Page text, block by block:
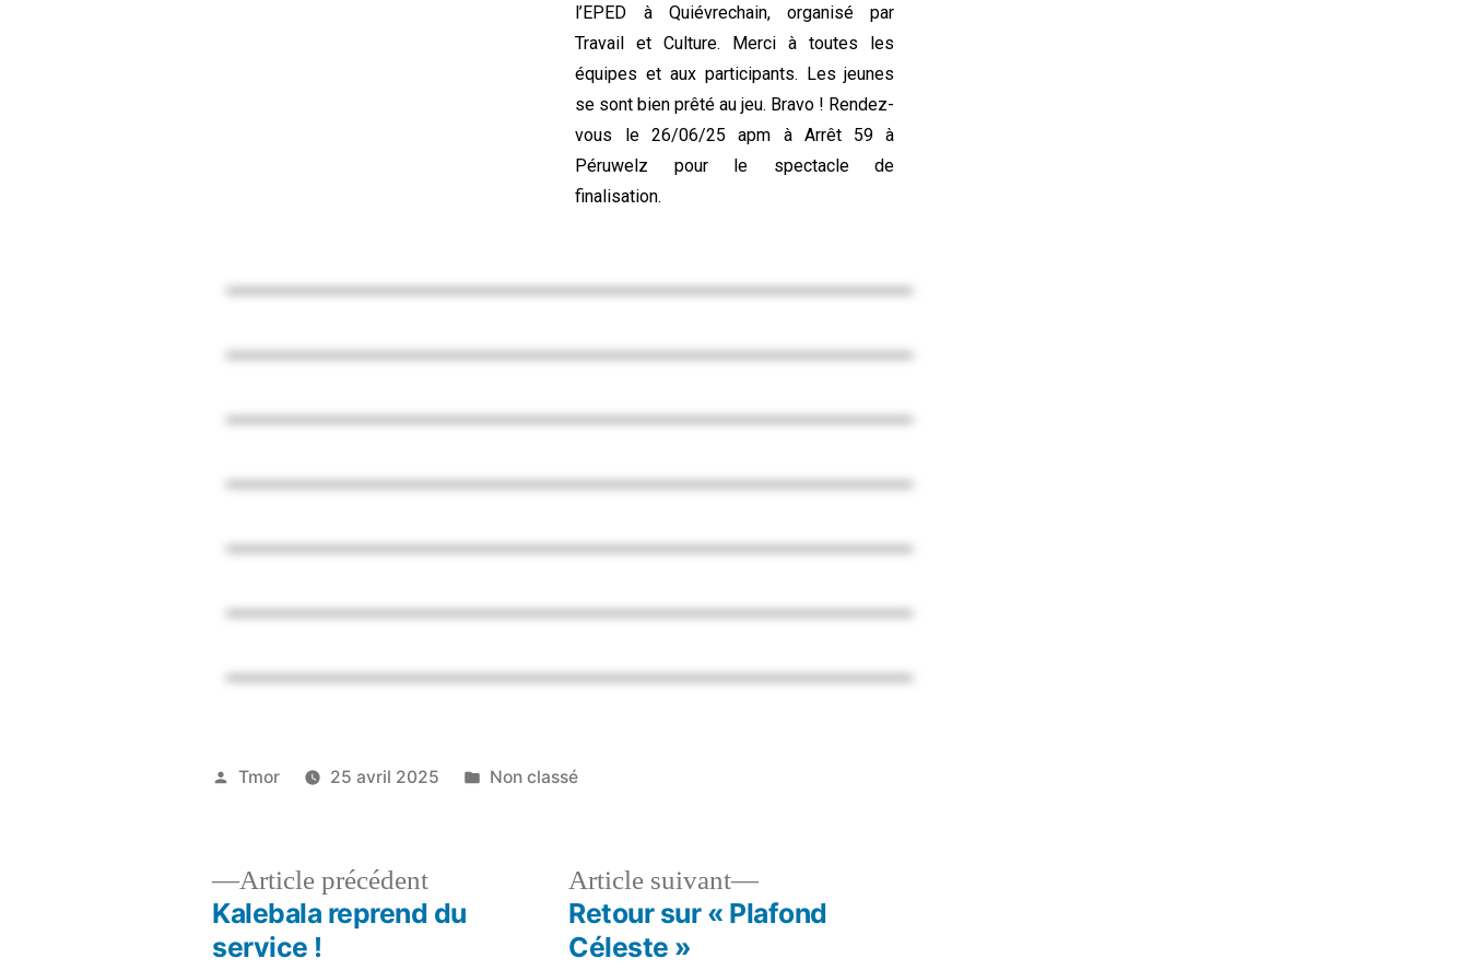
l’EPED à Quiévrechain, organisé par
Travail et Culture. Merci à toutes les
équipes et aux participants. Les jeunes
se sont bien prêté au jeu. Bravo ! Rendez-
vous le 26/06/25 apm à Arrêt 59 à
Péruwelz pour le spectacle de
finalisation.
Tmor 25 avril 2025 Non classé
Article précédent
Kalebala reprend du
service !
Article suivant
Retour sur « Plafond
Céleste »